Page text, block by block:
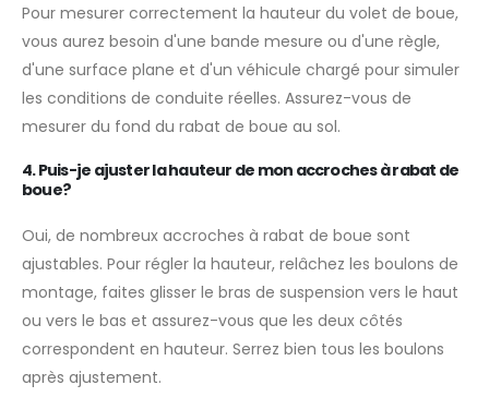
Pour mesurer correctement la hauteur du volet de boue,
vous aurez besoin d'une bande mesure ou d'une règle,
d'une surface plane et d'un véhicule chargé pour simuler
les conditions de conduite réelles. Assurez-vous de
mesurer du fond du rabat de boue au sol.
4. Puis-je ajuster la hauteur de mon accroches à rabat de
boue?
Oui, de nombreux accroches à rabat de boue sont
ajustables. Pour régler la hauteur, relâchez les boulons de
montage, faites glisser le bras de suspension vers le haut
ou vers le bas et assurez-vous que les deux côtés
correspondent en hauteur. Serrez bien tous les boulons
après ajustement.